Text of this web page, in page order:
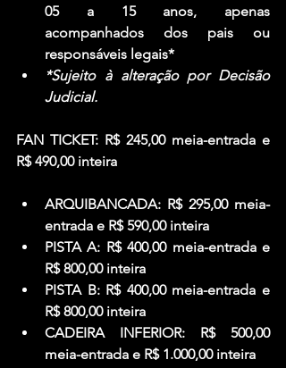
05 a 15 anos, apenas
acompanhados dos pais ou
responsáveis legais*
*Sujeito à alteração por Decisão
Judicial.
FAN TICKET: R$ 245,00 meia-entrada e
R$ 490,00 inteira
ARQUIBANCADA: R$ 295,00 meia-
entrada e R$ 590,00 inteira
PISTA A: R$ 400,00 meia-entrada e
R$ 800,00 inteira
PISTA B: R$ 400,00 meia-entrada e
R$ 800,00 inteira
CADEIRA INFERIOR: R$ 500,00
meia-entrada e R$ 1.000,00 inteira